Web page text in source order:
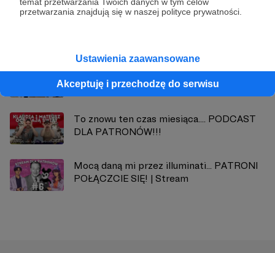
przetwarzania znajdują się w naszej polityce prywatności.
Ustawienia zaawansowane
Akceptuję i przechodzę do serwisu
Myśleliśmy, że umarliśmy... ale wstaliśmy z
popiołów! 🦅 | NEWSLETTER: styczeń '26
To znowu ten czas miesiąca.... PODCAST
DLA PATRONÓW!!!
Mocą daną mi przez illuminati... PATRONI
POŁĄCZCIE SIĘ! | Stream